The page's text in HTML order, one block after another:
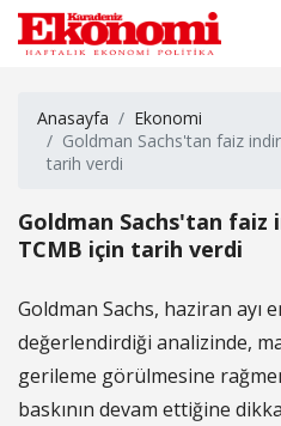
Anasayfa
Ekonomi
Goldman Sachs'tan faiz
tarih verdi
Goldman Sachs'tan
TCMB için tarih verdi
Goldman Sachs, haziran ayı
değerlendirdiği analizinde,
gerileme görülmesine
baskının devam ettiğine